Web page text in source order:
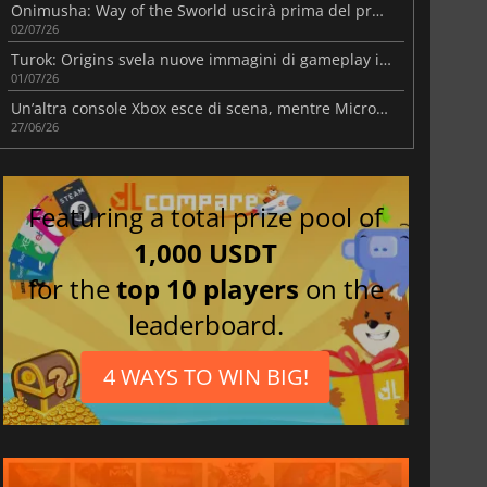
Onimusha: Way of the Sworld uscirà prima del previsto
02/07/26
Turok: Origins svela nuove immagini di gameplay in vista dell'uscita in autunno
01/07/26
Un’altra console Xbox esce di scena, mentre Microsoft aumenta i prezzi della Serie quest’estate
27/06/26
Featuring a total prize pool of
1,000 USDT
for thetop 10 players on the
leaderboard.
4 WAYS TO WIN BIG!